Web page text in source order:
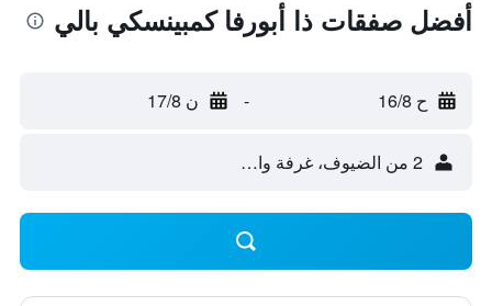
أفضل صفقات ذا أبورفا كمبينسكي بالي
ح 16/8 - ن 17/8
2 من الضيوف، غرفة واحدة